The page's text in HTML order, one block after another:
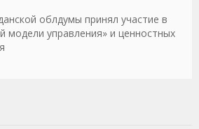
облдумы принял участие в
модели управления» и ценностных